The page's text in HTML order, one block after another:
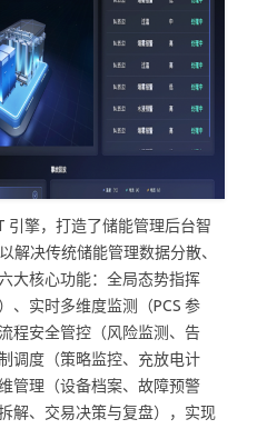
引擎，打造了储能管理后台智
解决传统储能管理数据分散、
大核心功能：全局态势指挥
、实时多维度监测（PCS 参
程安全管控（风险监测、告
调度（策略监控、充放电计
管理（设备档案、故障预警
解、交易决策与复盘），实现